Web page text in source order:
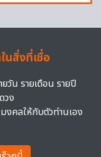
นสิ่งที่เชื่อ
วัน รายเดือน รายปี
วง
งคลให้กับตัวท่านเอง